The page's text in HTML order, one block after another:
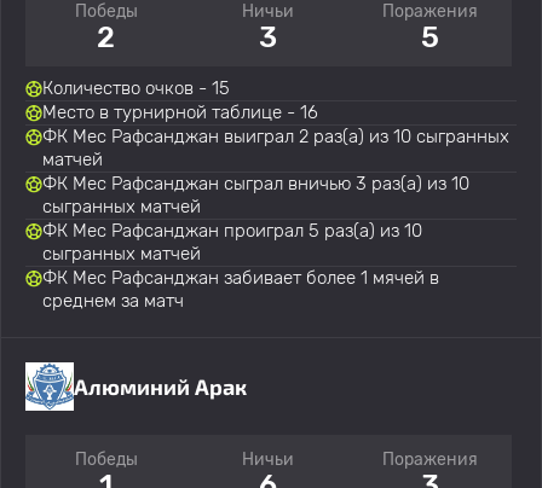
Победы
2
Ничьи
3
Поражения
5
Количество очков - 15
Место в турнирной таблице - 16
ФК Мес Рафсанджан выиграл 2 раз(а) из 10 сыгранных
матчей
ФК Мес Рафсанджан сыграл вничью 3 раз(а) из 10
сыгранных матчей
ФК Мес Рафсанджан проиграл 5 раз(а) из 10
сыгранных матчей
ФК Мес Рафсанджан забивает более 1 мячей в
среднем за матч
Алюминий Арак
Победы Ничьи Поражения